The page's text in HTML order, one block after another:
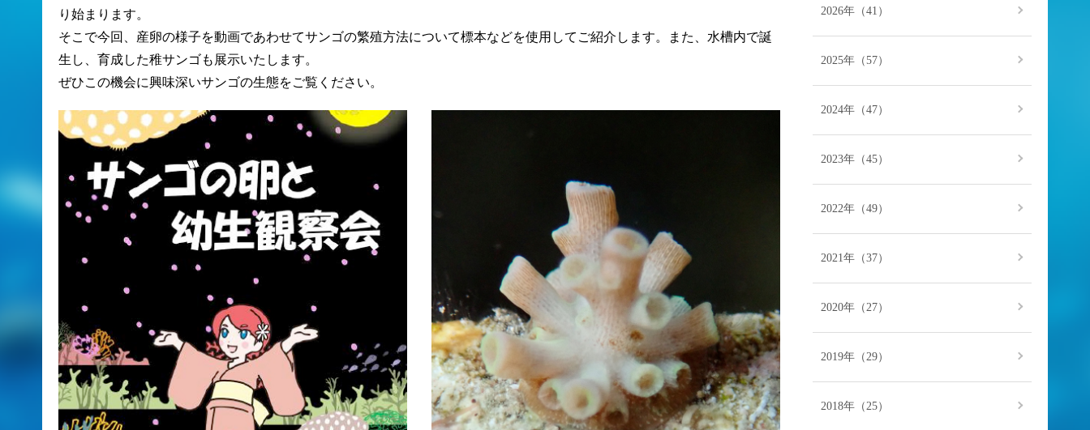
り始まります。
そこで今回、産卵の様子を動画であわせてサンゴの繁殖方法について標本などを使用してご紹介します。また、水槽内で誕
生し、育成した稚サンゴも展示いたします。
ぜひこの機会に興味深いサンゴの生態をご覧ください。
2026年（41）
2025年（57）
2024年（47）
2023年（45）
2022年（49）
2021年（37）
2020年（27）
2019年（29）
2018年（25）